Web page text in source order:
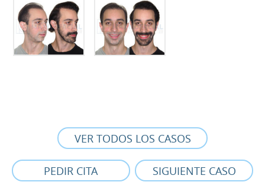
VER TODOS LOS CASOS
PEDIR CITA SIGUIENTE CASO